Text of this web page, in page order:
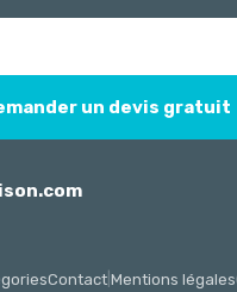
un devis gratuit
Contact Mentions légales